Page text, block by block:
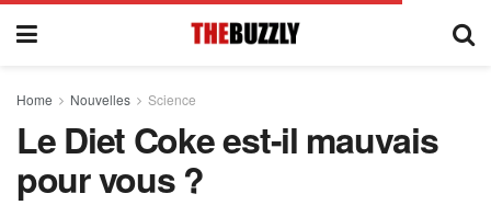
Home Nouvelles Science
Le Diet Coke est-il mauvais
pour vous ?